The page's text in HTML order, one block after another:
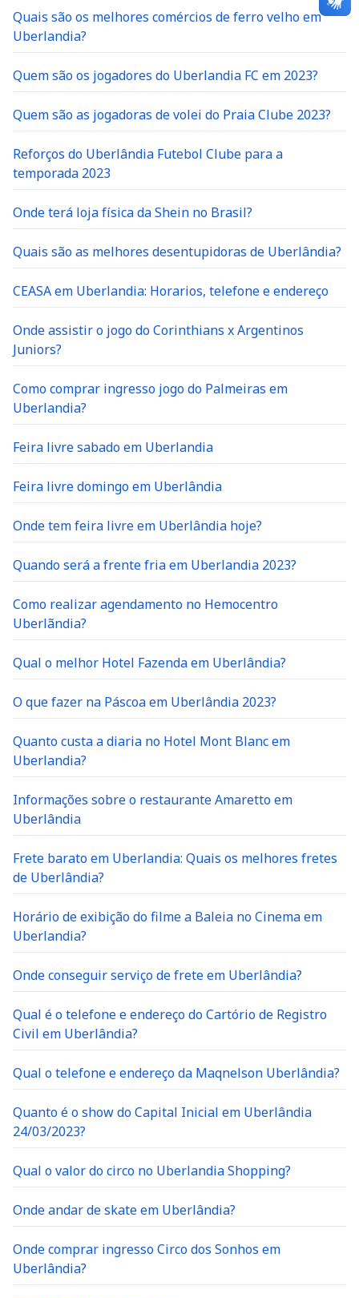
Quais são os melhores comércios de ferro velho em
Uberlandia?
Quem são os jogadores do Uberlandia FC em 2023?
Quem são as jogadoras de volei do Praia Clube 2023?
Reforços do Uberlândia Futebol Clube para a
temporada 2023
Onde terá loja física da Shein no Brasil?
Quais são as melhores desentupidoras de Uberlândia?
CEASA em Uberlandia: Horarios, telefone e endereço
Onde assistir o jogo do Corinthians x Argentinos
Juniors?
Como comprar ingresso jogo do Palmeiras em
Uberlandia?
Feira livre sabado em Uberlandia
Feira livre domingo em Uberlândia
Onde tem feira livre em Uberlândia hoje?
Quando será a frente fria em Uberlandia 2023?
Como realizar agendamento no Hemocentro
Uberlãndia?
Qual o melhor Hotel Fazenda em Uberlândia?
O que fazer na Páscoa em Uberlândia 2023?
Quanto custa a diaria no Hotel Mont Blanc em
Uberlandia?
Informações sobre o restaurante Amaretto em
Uberlândia
Frete barato em Uberlandia: Quais os melhores fretes
de Uberlândia?
Horário de exibição do filme a Baleia no Cinema em
Uberlandia?
Onde conseguir serviço de frete em Uberlândia?
Qual é o telefone e endereço do Cartório de Registro
Civil em Uberlândia?
Qual o telefone e endereço da Maqnelson Uberlândia?
Quanto é o show do Capital Inicial em Uberlândia
24/03/2023?
Qual o valor do circo no Uberlandia Shopping?
Onde andar de skate em Uberlândia?
Onde comprar ingresso Circo dos Sonhos em
Uberlândia?